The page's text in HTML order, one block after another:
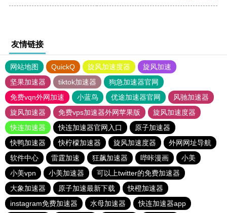
友情链接
网站地图 QuickQ 旋风加速度器
旋风加速
坚果加速器
tiktok加速器
狗急加速器官网
免费vqn外网加速
小蓝鸟 优途加速器官网
风驰加速器
旋风加速器
免费vps加速器外网苹果版
旋风加速度器
快连加速器
快连加速器官网入口
原子加速器
快鸭加速器
快柠檬加速器 旋风加速度器
外网网址导航
软件中心
雷霆加速 狂飙加速器 哔咔漫画
小美
小美vpn
小美加速器
可以上twitter的免费加速器
大象加速器
原子加速最新下载
快橙加速器
instagram免费加速器
水母加速器
快连加速器app